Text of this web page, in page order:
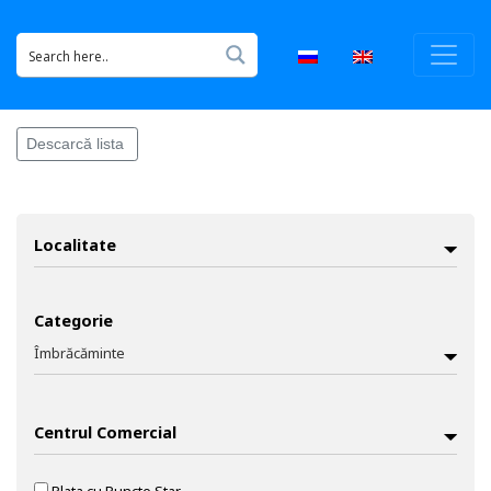
Descarcă lista
Localitate
Categorie
Îmbrăcăminte
Accesorii / Bijuterii
Construcții / Reparații
Educație / Artă
Centrul Comercial